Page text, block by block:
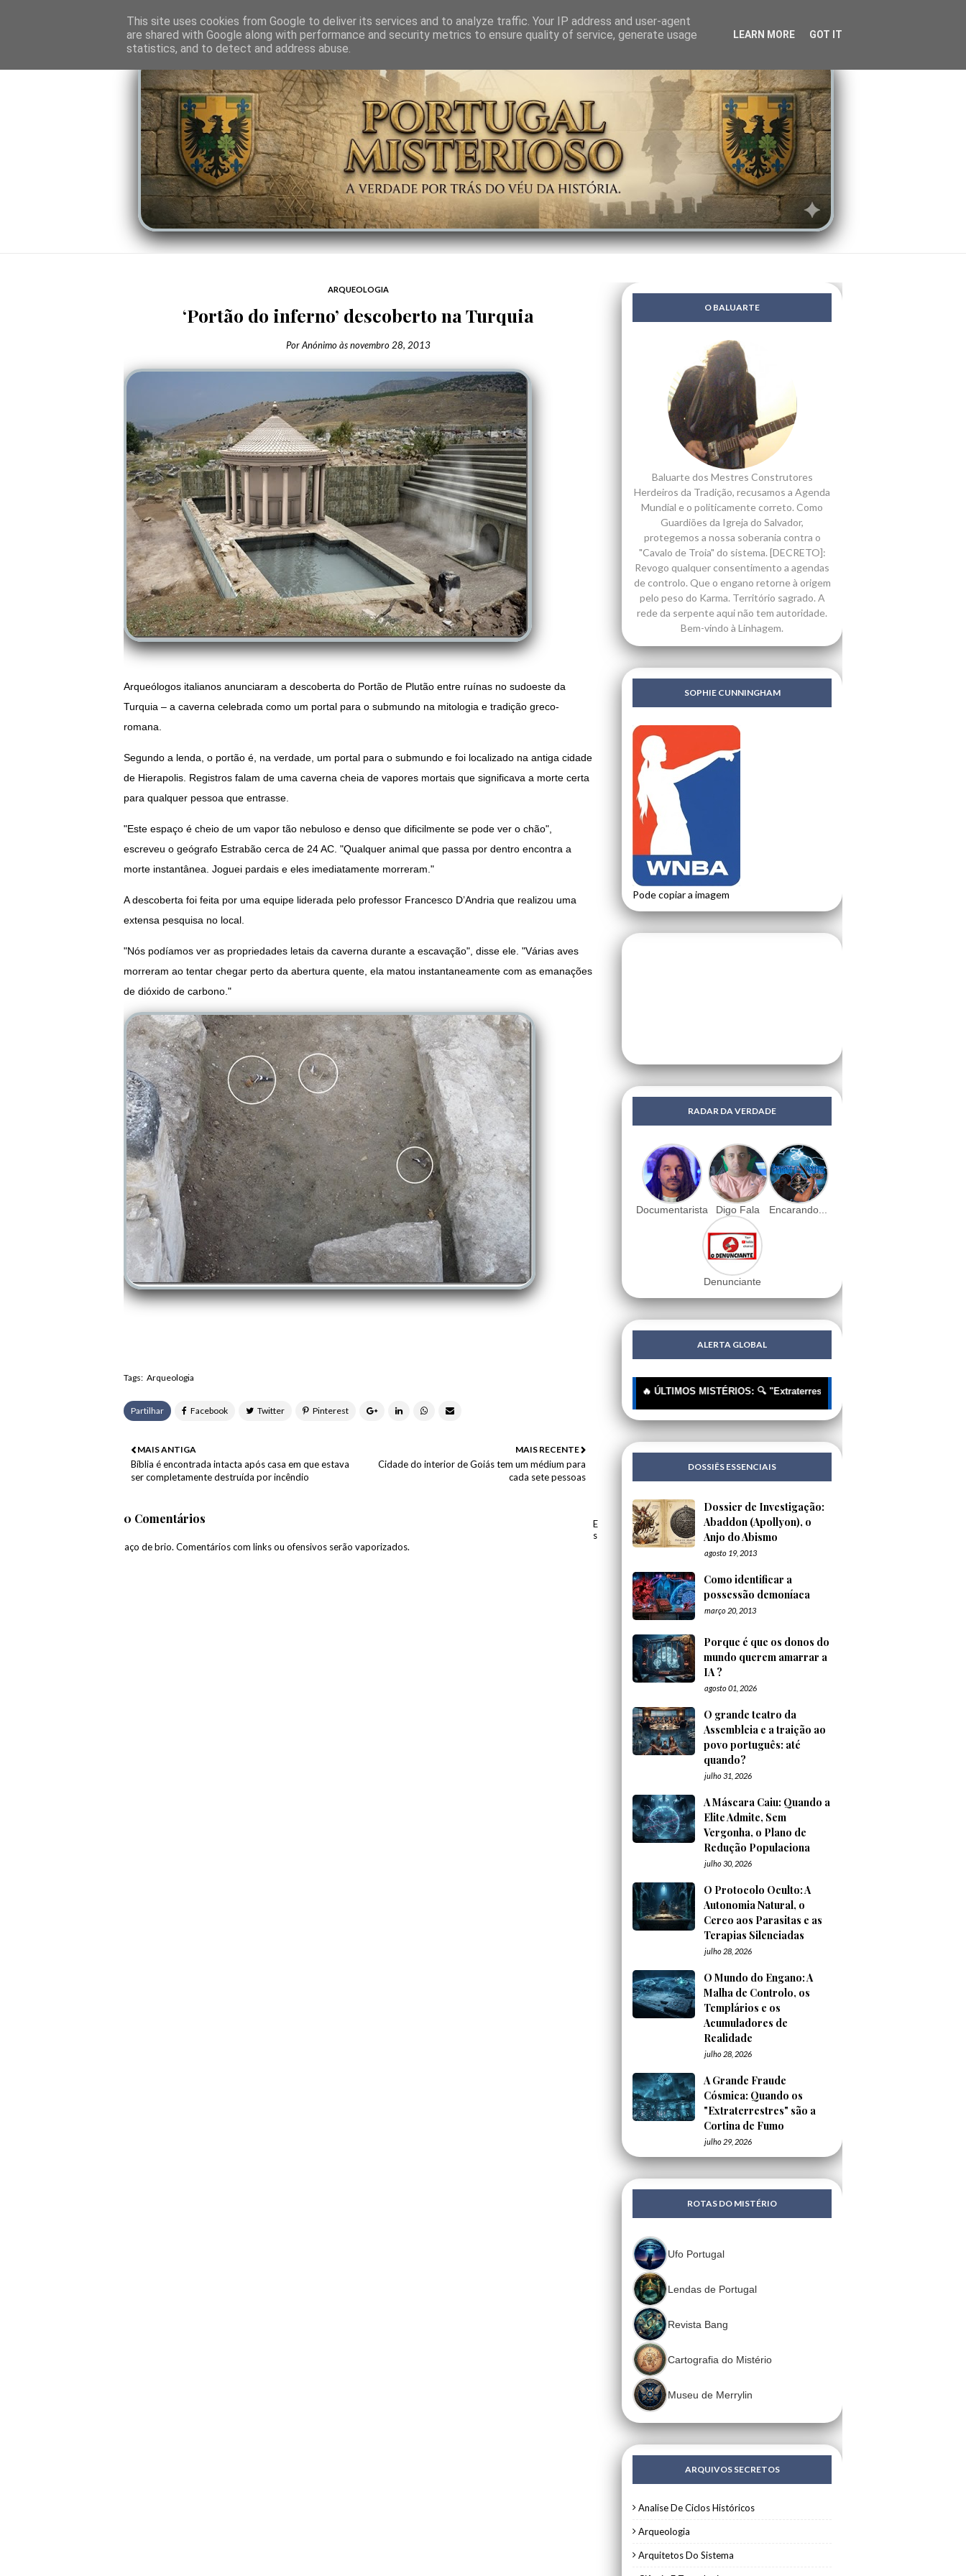
O PORTAL SOMBRAS DO PODER LINHAGEM SABEDORIA CIÊNCIA DO INVISÍVEL CONTRA-PODER ANJOS LENDAS
ARQUEOLOGIA
‘Portão do inferno’ descoberto na Turquia
PorAnónimoàsnovembro 28, 2013
Arqueólogos italianos anunciaram a descoberta do Portão de Plutão entre ruínas no sudoeste da
Turquia – a caverna celebrada como um portal para o submundo na mitologia e tradição greco-
romana.
Segundo a lenda, o portão é, na verdade, um portal para o submundo e foi localizado na antiga cidade
de Hierapolis. Registros falam de uma caverna cheia de vapores mortais que significava a morte certa
para qualquer pessoa que entrasse.
"Este espaço é cheio de um vapor tão nebuloso e denso que dificilmente se pode ver o chão",
escreveu o geógrafo Estrabão cerca de 24 AC. "Qualquer animal que passa por dentro encontra a
morte instantânea. Joguei pardais e eles imediatamente morreram."
A descoberta foi feita por uma equipe liderada pelo professor Francesco D’Andria que realizou uma
extensa pesquisa no local.
"Nós podíamos ver as propriedades letais da caverna durante a escavação", disse ele. "Várias aves
morreram ao tentar chegar perto da abertura quente, ela matou instantaneamente com as emanações
de dióxido de carbono."
Tags: Arqueologia
Partilhar
MAIS RECENTE
Cidade do interior de Goiás tem um médium para
cada sete pessoas
MAIS ANTIGA
Bíblia é encontrada intacta após casa em que estava
ser completamente destruída por incêndio
0 Comentários
E
s
paço de brio. Comentários com links ou ofensivos serão vaporizados.
O BALUARTE
Baluarte dos Mestres Construtores
Herdeiros da Tradição, recusamos a Agenda
Mundial e o politicamente correto. Como
Guardiões da Igreja do Salvador,
protegemos a nossa soberania contra o
"Cavalo de Troia" do sistema. [DECRETO]:
Revogo qualquer consentimento a agendas
de controlo. Que o engano retorne à origem
pelo peso do Karma. Território sagrado. A
rede da serpente aqui não tem autoridade.
Bem-vindo à Linhagem.
SOPHIE CUNNINGHAM
Pode copiar a imagem
RADAR DA VERDADE
Documentarista Digo Fala Encarando...
Denunciante
ALERTA GLOBAL
🔥 ÚLTIMOS MISTÉRIOS: 🔍 "Extraterrestres"? Não, Tecnologia Humana
DOSSIÊS ESSENCIAIS
Dossier de Investigação:
Abaddon (Apollyon), o
Anjo do Abismo
agosto 19, 2013
Como identificar a
possessão demoníaca
março 20, 2013
Porque é que os donos do
mundo querem amarrar a
IA ?
agosto 01, 2026
O grande teatro da
Assembleia e a traição ao
povo português: até
quando?
julho 31, 2026
A Máscara Caiu: Quando a
Elite Admite, Sem
Vergonha, o Plano de
Redução Populaciona
julho 30, 2026
O Protocolo Oculto: A
Autonomia Natural, o
Cerco aos Parasitas e as
Terapias Silenciadas
julho 28, 2026
O Mundo do Engano: A
Malha de Controlo, os
Templários e os
Acumuladores de
Realidade
julho 28, 2026
A Grande Fraude
Cósmica: Quando os
"Extraterrestres" são a
Cortina de Fumo
julho 29, 2026
ROTAS DO MISTÉRIO
Ufo Portugal
Lendas de Portugal
Revista Bang
Cartografia do Mistério
Museu de Merrylin
ARQUIVOS SECRETOS
Analise De Ciclos Históricos
Arqueologia
Arquitetos Do Sistema
This site uses cookies from Google to deliver its services and to analyze traffic. Your IP address and user-agent
are shared with Google along with performance and security metrics to ensure quality of service, generate usage
statistics, and to detect and address abuse.
LEARN MORE GOT IT